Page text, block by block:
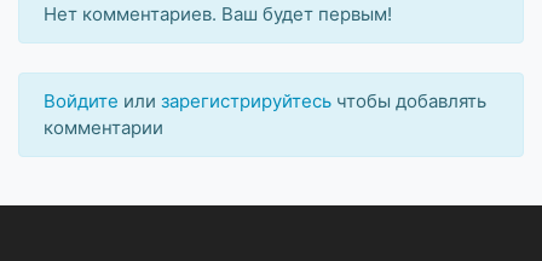
Нет комментариев. Ваш будет первым!
Войдите или зарегистрируйтесь чтобы добавлять
комментарии